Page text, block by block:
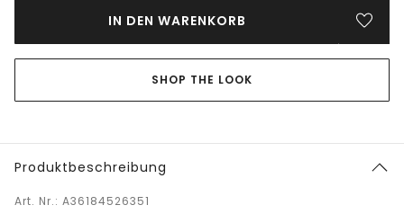
IN DEN WARENKORB
SHOP THE LOOK
Produktbeschreibung
Art. Nr.: A36184526351